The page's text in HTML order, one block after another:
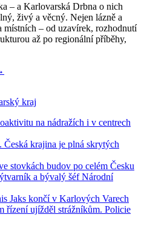
– a Karlovarská Drbna o nich
živý a věcný. Nejen lázně a
místních – od uzavírek, rozhodnutí
až po regionální příběhy,
kraj
na nádražích i v centrech
Česká krajina je plná skrytých
stovkách budov po celém Česku
a bývalý šéf Národní
Jaks končí v Karlových Varech
řízení ujížděl strážníkům. Policie